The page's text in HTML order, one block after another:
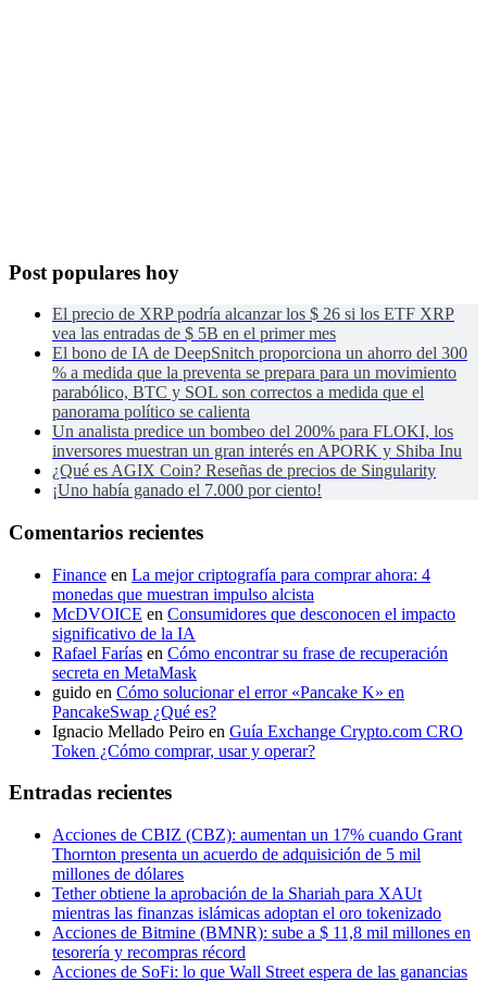
Post populares hoy
El precio de XRP podría alcanzar los $ 26 si los ETF XRP
vea las entradas de $ 5B en el primer mes
El bono de IA de DeepSnitch proporciona un ahorro del 300
% a medida que la preventa se prepara para un movimiento
parabólico, BTC y SOL son correctos a medida que el
panorama político se calienta
Un analista predice un bombeo del 200% para FLOKI, los
inversores muestran un gran interés en APORK y Shiba Inu
¿Qué es AGIX Coin? Reseñas de precios de Singularity
¡Uno había ganado el 7.000 por ciento!
Comentarios recientes
Finance en La mejor criptografía para comprar ahora: 4
monedas que muestran impulso alcista
McDVOICE en Consumidores que desconocen el impacto
significativo de la IA
Rafael Farías en Cómo encontrar su frase de recuperación
secreta en MetaMask
guido en Cómo solucionar el error «Pancake K» en
PancakeSwap ¿Qué es?
Ignacio Mellado Peiro en Guía Exchange Crypto.com CRO
Token ¿Cómo comprar, usar y operar?
Entradas recientes
Acciones de CBIZ (CBZ): aumentan un 17% cuando Grant
Thornton presenta un acuerdo de adquisición de 5 mil
millones de dólares
Tether obtiene la aprobación de la Shariah para XAUt
mientras las finanzas islámicas adoptan el oro tokenizado
Acciones de Bitmine (BMNR): sube a $ 11,8 mil millones en
tesorería y recompras récord
Acciones de SoFi: lo que Wall Street espera de las ganancias